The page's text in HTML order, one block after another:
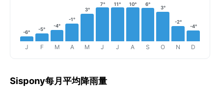
-6°
J
-5°
F
-4°
M
-1°
A
3°
M
7°
J
11°
J
10°
A
6°
S
3°
O
-2°
N
-4°
D
Sispony每月平均降雨量